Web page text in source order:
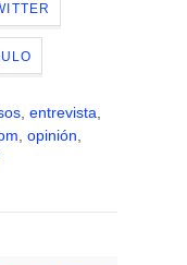
entrevista
opinión